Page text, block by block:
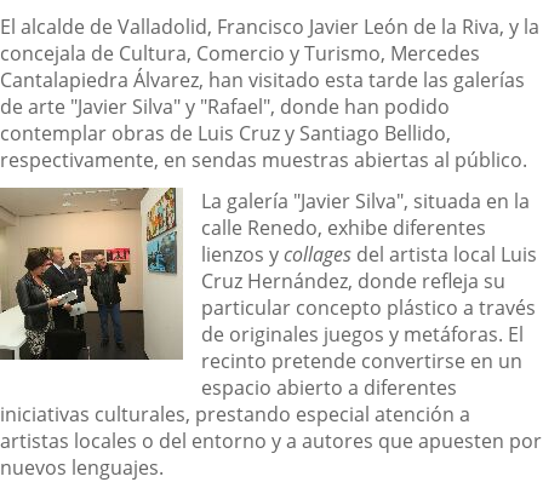
El alcalde de Valladolid, Francisco Javier León de la Riva, y la
concejala de Cultura, Comercio y Turismo, Mercedes
Cantalapiedra Álvarez, han visitado esta tarde las galerías
de arte "Javier Silva" y "Rafael", donde han podido
contemplar obras de Luis Cruz y Santiago Bellido,
respectivamente, en sendas muestras abiertas al público.
La galería "Javier Silva", situada en la
calle Renedo, exhibe diferentes
lienzos ycollages del artista local Luis
Cruz Hernández, donde refleja su
particular concepto plástico a través
de originales juegos y metáforas. El
recinto pretende convertirse en un
espacio abierto a diferentes
iniciativas culturales, prestando especial atención a
artistas locales o del entorno y a autores que apuesten por
nuevos lenguajes.